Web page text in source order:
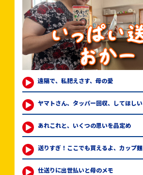
遠隔で、私肥えさす、母の愛
ヤマトさん、タッパー回収、してほしい
あれこれと、いくつの思いを品定め
送りすぎ！ここでも買えるよ、カップ麺
仕送りに出世払いと母のメモ